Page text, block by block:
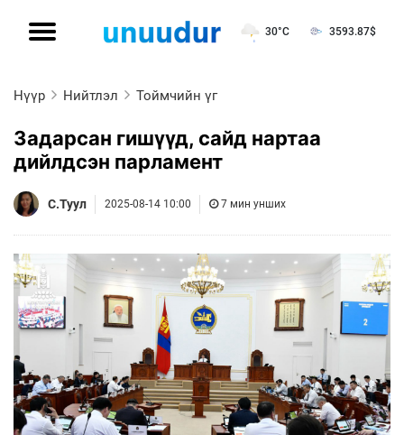
30°C 3593.87$
Нүүр Нийтлэл Тоймчийн үг
Задарсан гишүүд, сайд нартаа
дийлдсэн парламент
С.Туул 2025-08-14 10:00 7 мин унших